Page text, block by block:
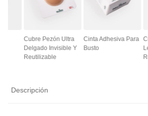
Cubre Pezón Ultra
Delgado Invisible Y
Reutilizable
Cinta Adhesiva Para
Busto
Descripción